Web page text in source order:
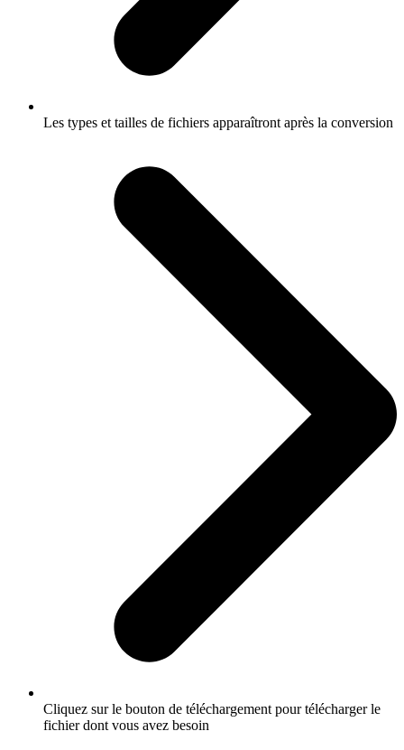
Les types et tailles de fichiers apparaîtront après la conversion
Cliquez sur le bouton de téléchargement pour télécharger le
fichier dont vous avez besoin